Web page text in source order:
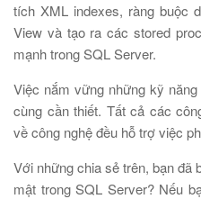
tích XML indexes, ràng buộc
View và tạo ra các stored
mạnh trong SQL Server.
Việc nắm vững những kỹ
cùng cần thiết. Tất cả các
về công nghệ đều hỗ trợ việc
Với những chia sẻ trên, bạn đã
mật trong SQL Server? Nếu